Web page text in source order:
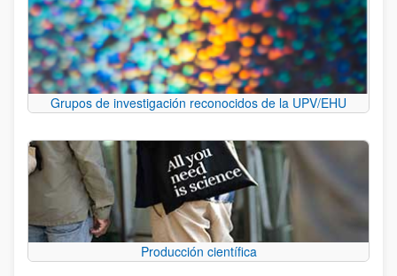
Grupos de investigación reconocidos de la UPV/EHU
Producción científica